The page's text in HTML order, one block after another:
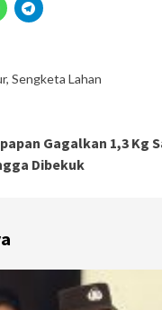
, Sengketa Lahan
Gagalkan 1,3 Kg
Dibekuk